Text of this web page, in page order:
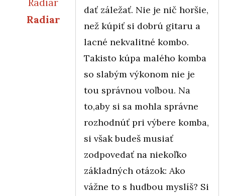
Radiar
Správne kombo by Amityville
dať záležať. Nie je nič horšie,
než kúpiť si dobrú gitaru a
lacné nekvalitné kombo.
Takisto kúpa malého komba
so slabým výkonom nie je
tou správnou voľbou. Na
to,aby si sa mohla správne
rozhodnúť pri výbere komba,
si však budeš musiať
zodpovedať na niekoľko
základných otázok: Ako
vážne to s hudbou myslíš? Si